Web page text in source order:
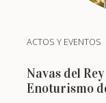
ACTOS Y EVENTOS
Navas del
Enoturismo